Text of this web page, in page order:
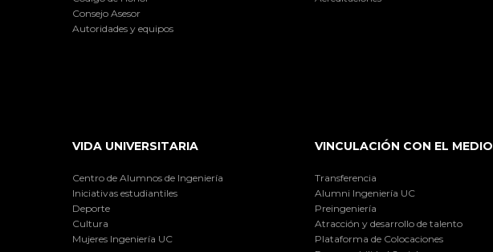
Consejo Asesor
Autoridades y equipos
VIDA UNIVERSITARIA
Centro de Alumnos de Ingeniería
Iniciativas estudiantiles
Deporte
Cultura
Mujeres Ingeniería UC
VINCULACIÓN CON EL MEDIO
Transferencia
Alumni Ingeniería UC
Preingeniería
Atracción y desarrollo de talento
Plataforma de Colocaciones